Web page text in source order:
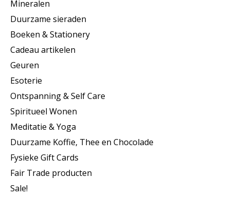
Mineralen
Duurzame sieraden
Boeken & Stationery
Cadeau artikelen
Geuren
Esoterie
Ontspanning & Self Care
Spiritueel Wonen
Meditatie & Yoga
Duurzame Koffie, Thee en Chocolade
Fysieke Gift Cards
Fair Trade producten
Sale!